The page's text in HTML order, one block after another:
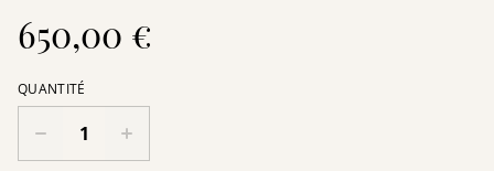
650,00 €
QUANTITÉ